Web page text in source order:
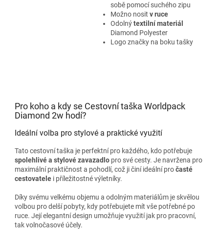
sobě pomocí suchého zipu
Možno nosit v ruce
Odolnýtextilní materiál
Diamond Polyester
Logo značky na boku tašky
Pro koho a kdy se Cestovní taška Worldpack
Diamond 2w hodí?
Ideální volba pro stylové a praktické využití
Tato cestovní taška je perfektní pro každého, kdo potřebuje
spolehlivé a stylové zavazadlo pro své cesty. Je navržena pro
maximální praktičnost a pohodlí, což ji činí ideální pročasté
cestovatele i příležitostné výletníky.
Díky svému velkému objemu a odolným materiálům je skvělou
volbou pro delší pobyty, kdy potřebujete mít vše potřebné po
ruce. Její elegantní design umožňuje využití jak pro pracovní,
tak volnočasové účely.